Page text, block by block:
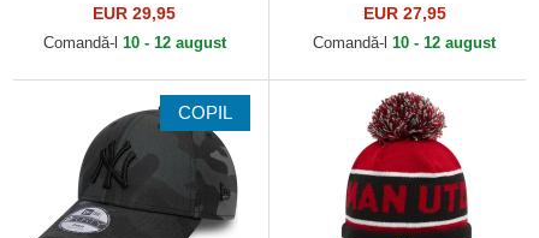
de New EraEUR 29,95
Comandă-l 10 - 12 august
Essential de New York
Yankees MLB de New Era
EUR 27,95
Comandă-l 10 - 12 august
COPIL